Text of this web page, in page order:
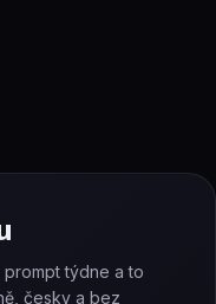
týdne a to
česky a bez